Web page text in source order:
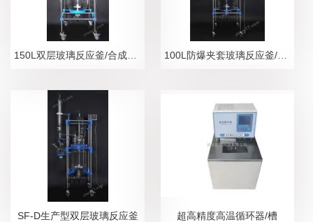
100L防爆夹套玻璃反应釜/隔爆安全防护设备
SF-D生产型双层玻璃反应釜 超高精度高温循环器/槽